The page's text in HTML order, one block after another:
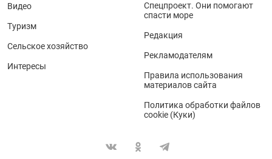
Видео
Туризм
Сельское хозяйство
Интересы
Спецпроект. Они помогают
спасти море
Редакция
Рекламодателям
Правила использования
материалов сайта
Политика обработки файлов
cookie (Куки)